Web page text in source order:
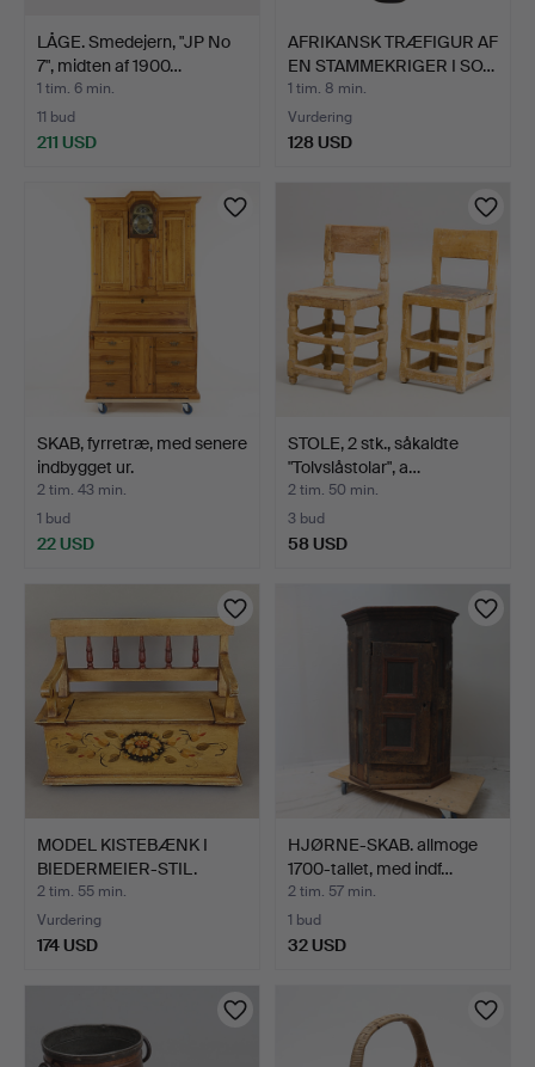
LÅGE. Smedejern, "JP No
7", midten af 1900…
1 tim. 6 min.
11 bud
211 USD
AFRIKANSK TRÆFIGUR AF
EN STAMMEKRIGER I SO…
1 tim. 8 min.
Vurdering
128 USD
SKAB, fyrretræ, med senere
indbygget ur.
2 tim. 43 min.
1 bud
22 USD
STOLE, 2 stk., såkaldte
"Tolvslåstolar", a…
2 tim. 50 min.
3 bud
58 USD
MODEL KISTEBÆNK I
BIEDERMEIER-STIL.
2 tim. 55 min.
Vurdering
174 USD
HJØRNE-SKAB. allmoge
1700-tallet, med indf…
2 tim. 57 min.
1 bud
32 USD